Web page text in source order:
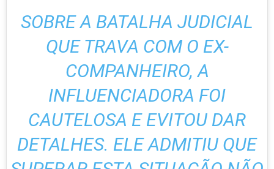
SOBRE A BATALHA JUDICIAL
QUE TRAVA COM O EX-
COMPANHEIRO, A
INFLUENCIADORA FOI
CAUTELOSA E EVITOU DAR
DETALHES. ELE ADMITIU QUE